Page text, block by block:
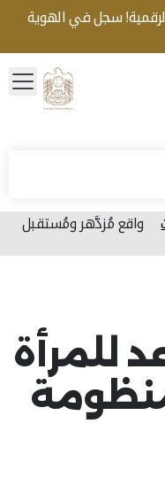
سجل في الهوية
واقع مُزدَّهر ومُستقبل
للمرأة